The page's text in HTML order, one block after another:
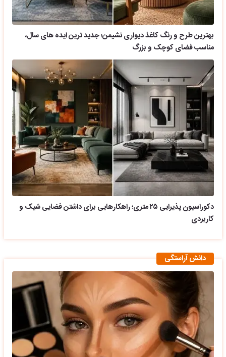
بهترین طرح و رنگ کاغذ دیواری نشیمن؛ جدید ترین ایده های سال،
مناسب فضای کوچک و بزرگ
دکوراسیون پذیرایی ۲۵ متری؛ راهکارهایی برای داشتن فضایی شیک و
کاربردی
دانش آراستگی